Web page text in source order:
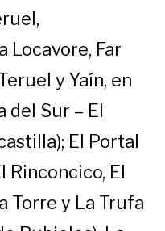
Locavore, Far
y Yaín, en
del Sur – El
El Portal
Rinconcico, El
Torre y La Trufa